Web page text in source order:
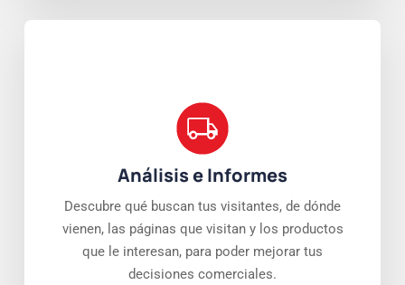
Análisis e Informes
Descubre qué buscan tus visitantes, de dónde
vienen, las páginas que visitan y los productos
que le interesan, para poder mejorar tus
decisiones comerciales.